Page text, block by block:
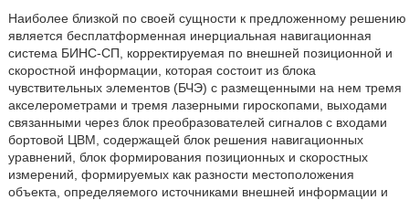
Наиболее близкой по своей сущности к предложенному решению
является бесплатформенная инерциальная навигационная
система БИНС-СП, корректируемая по внешней позиционной и
скоростной информации, которая состоит из блока
чувствительных элементов (БЧЭ) с размещенными на нем тремя
акселерометрами и тремя лазерными гироскопами, выходами
связанными через блок преобразователей сигналов с входами
бортовой ЦВМ, содержащей блок решения навигационных
уравнений, блок формирования позиционных и скоростных
измерений, формируемых как разности местоположения
объекта, определяемого источниками внешней информации и